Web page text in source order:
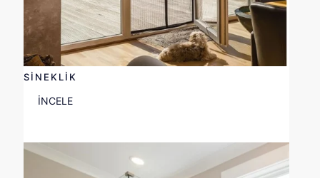
SİNEKLİK
İNCELE